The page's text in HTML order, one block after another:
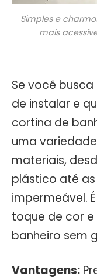
Simples e
mais
Se você
de instalar e
cortina de
uma
materiais,
plástico até
impermeável.
toque de cor
banheiro sem
Vantagens: